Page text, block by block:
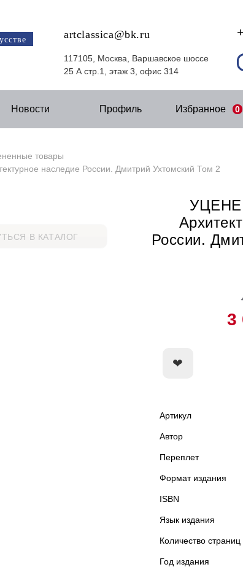
artclassica@bk.ru
117105, Москва, Варшавское шоссе
25 А стр.1, этаж 3, офис 314
Новости Профиль Избранное 0
товары
наследие России. Дмитрий Ухтомский Том 2
В КАТАЛОГ
России.
3
Артикул
Автор
Переплет
Формат издания
ISBN
Язык издания
Количество страниц
Год издания